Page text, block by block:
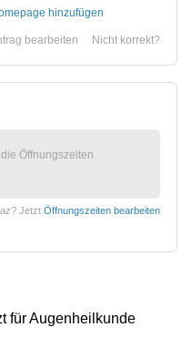
hinzufügen
Nicht korrekt?
bearbeiten
Öffnungszeiten
Jetzt Öffnungszeiten bearbeiten
für Augenheilkunde